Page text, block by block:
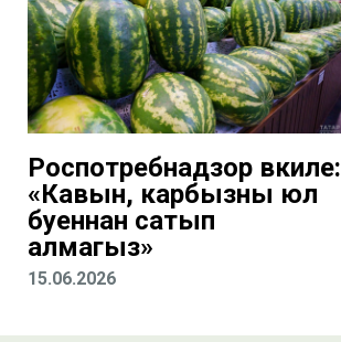
Роспотребнадзор вәкиле:
«Кавын, карбызны юл
буеннан сатып
алмагыз»
15.06.2026